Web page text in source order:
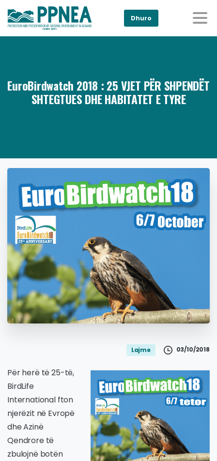
Dhuro
EuroBirdwatch 2018 : 25 VJET PËR SHPENDËT
SHTEGTUES DHE HABITATET E TYRE
Lajme 03/10/2018
Për herë të 25-të,
BirdLife
International fton
njerëzit në Evropë
dhe Azinë
Qendrore të
zbulojnë botën